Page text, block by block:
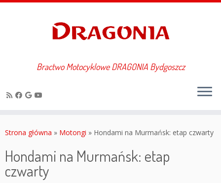
do
Bractwo Motocyklowe DRAGONIA Bydgoszcz
Strona główna » Motongi » Hondami na Murmańsk: etap czwarty
Hondami na Murmańsk: etap
czwarty